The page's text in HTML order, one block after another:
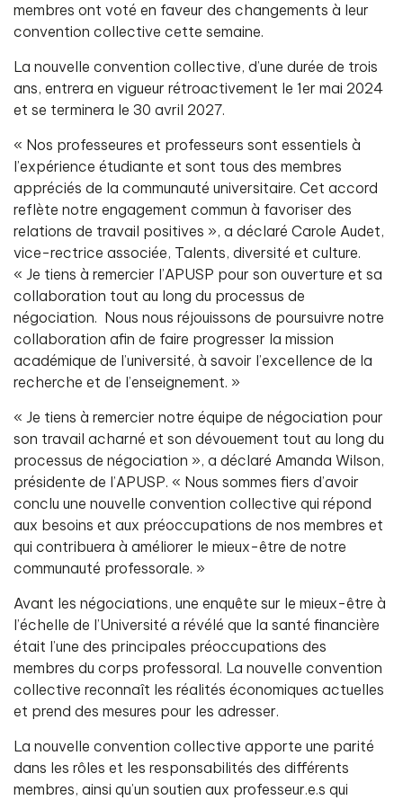
membres ont voté en faveur des changements à leur
convention collective cette semaine.
La nouvelle convention collective, d’une durée de trois
ans, entrera en vigueur rétroactivement le 1er mai 2024
et se terminera le 30 avril 2027.
« Nos professeures et professeurs sont essentiels à
l’expérience étudiante et sont tous des membres
appréciés de la communauté universitaire. Cet accord
reflète notre engagement commun à favoriser des
relations de travail positives », a déclaré Carole Audet,
vice-rectrice associée, Talents, diversité et culture.
« Je tiens à remercier l’APUSP pour son ouverture et sa
collaboration tout au long du processus de
négociation. Nous nous réjouissons de poursuivre notre
collaboration afin de faire progresser la mission
académique de l’université, à savoir l’excellence de la
recherche et de l’enseignement. »
« Je tiens à remercier notre équipe de négociation pour
son travail acharné et son dévouement tout au long du
processus de négociation », a déclaré Amanda Wilson,
présidente de l’APUSP. « Nous sommes fiers d’avoir
conclu une nouvelle convention collective qui répond
aux besoins et aux préoccupations de nos membres et
qui contribuera à améliorer le mieux-être de notre
communauté professorale. »
Avant les négociations, une enquête sur le mieux-être à
l’échelle de l’Université a révélé que la santé financière
était l’une des principales préoccupations des
membres du corps professoral. La nouvelle convention
collective reconnaît les réalités économiques actuelles
et prend des mesures pour les adresser.
La nouvelle convention collective apporte une parité
dans les rôles et les responsabilités des différents
membres, ainsi qu’un soutien aux professeur.e.s qui